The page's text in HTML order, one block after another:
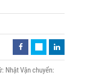
Nhật Vận chuyển: